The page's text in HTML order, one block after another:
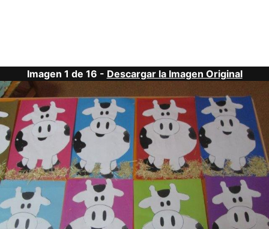
Imagen 1 de 16 - Descargar la Imagen Original